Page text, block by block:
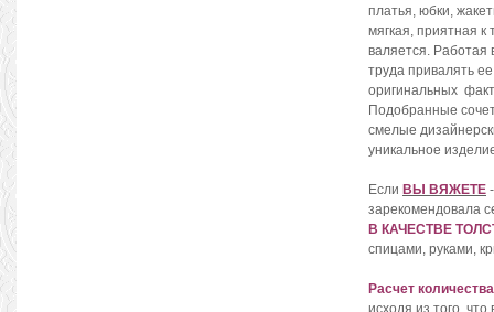
платья, юбки,
мягкая, приятная к
валяется. Работая
труда привалять
оригинальных
Подобранные
смелые
уникальное
Если ВЫ ВЯЖЕТЕ
зарекомендовала
В КАЧЕСТВЕ
спицами, руками,
Расчет
исходя из того,